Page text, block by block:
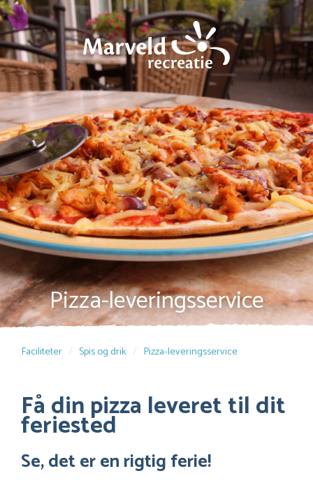
Pizza-leveringsservice
Faciliteter Spis og drik Pizza-leveringsservice
Få din pizza leveret til dit
feriested
Se, det er en rigtig ferie!